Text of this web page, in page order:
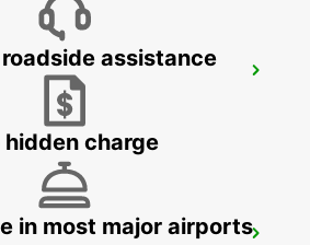
RING
assistance
hidden charge
in most major airports